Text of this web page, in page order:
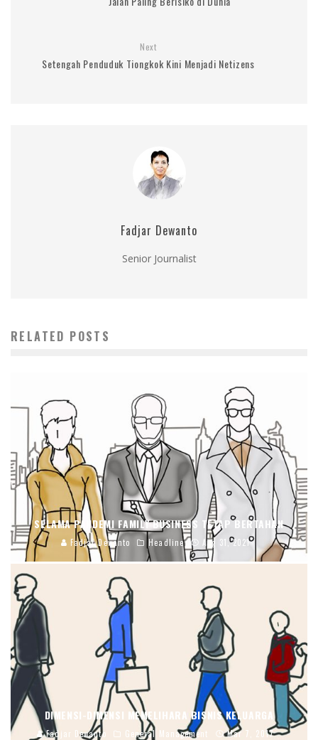
Next
Setengah Penduduk Tiongkok Kini Menjadi Netizens
Fadjar Dewanto
Senior Journalist
RELATED POSTS
SELAMA PANDEMI FAMILY BUSINESS TETAP BERTAHAN
Fadjar Dewanto Headline Aug 31, 2021
DIMENSI-DIMENSI MEMELIHARA BISNIS KELUARGA
Fadjar Dewanto General Management Mar 7, 2017